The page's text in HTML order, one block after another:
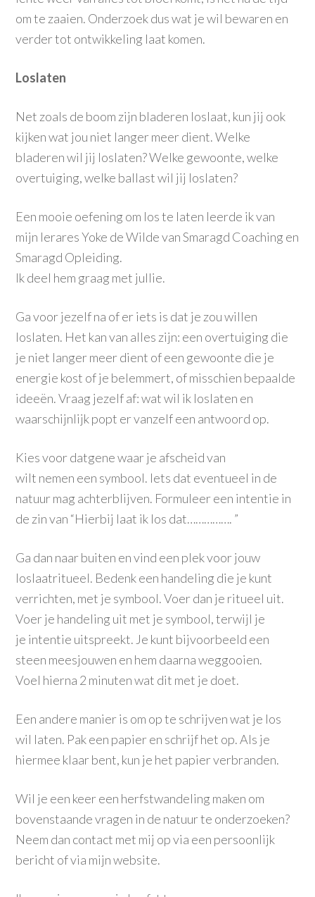
om te zaaien. Onderzoek dus wat je wil bewaren en
verder tot ontwikkeling laat komen.
Loslaten
Net zoals de boom zijn bladeren loslaat, kun jij ook
kijken wat jou niet langer meer dient. Welke
bladeren wil jij loslaten? Welke gewoonte, welke
overtuiging, welke ballast wil jij loslaten?
Een mooie oefening om los te laten leerde ik van
mijn lerares Yoke de Wilde van Smaragd Coaching en
Smaragd Opleiding.
Ik deel hem graag met jullie.
Ga voor jezelf na of er iets is dat je zou willen
loslaten. Het kan van alles zijn: een overtuiging die
je niet langer meer dient of een gewoonte die je
energie kost of je belemmert, of misschien bepaalde
ideeën. Vraag jezelf af: wat wil ik loslaten en
waarschijnlijk popt er vanzelf een antwoord op.
Kies voor datgene waar je afscheid van
wilt nemen een symbool. Iets dat eventueel in de
natuur mag achterblijven. Formuleer een intentie in
de zin van “Hierbij laat ik los dat……………. ”
Ga dan naar buiten en vind een plek voor jouw
loslaatritueel. Bedenk een handeling die je kunt
verrichten, met je symbool. Voer dan je ritueel uit.
Voer je handeling uit met je symbool, terwijl je
je intentie uitspreekt. Je kunt bijvoorbeeld een
steen meesjouwen en hem daarna weggooien.
Voel hierna 2 minuten wat dit met je doet.
Een andere manier is om op te schrijven wat je los
wil laten. Pak een papier en schrijf het op. Als je
hiermee klaar bent, kun je het papier verbranden.
Wil je een keer een herfstwandeling maken om
bovenstaande vragen in de natuur te onderzoeken?
Neem dan contact met mij op via een persoonlijk
bericht of via mijn website.